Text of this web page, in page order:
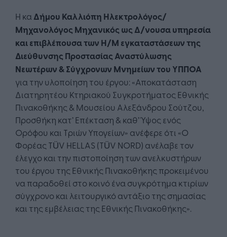
Η κα Δήμου Καλλιόπη Ηλεκτρολόγος/
Μηχανολόγος Μηχανικός ως Δ/νουσα υπηρεσία
και επιβλέπουσα των Η/Μ εγκαταστάσεων της
Διεύθυνσης Προστασίας Αναστύλωσης
Νεωτέρων & Σύγχρονων Μνημείων του ΥΠΠΟΑ
για την υλοποίηση του έργου: «Αποκατάσταση
Διατηρητέου Κτηριακού Συγκροτήματος Εθνικής
Πινακοθήκης & Μουσείου Αλεξάνδρου Σούτζου,
Προσθήκη κατ’ Επέκταση & καθ’ Ύψος ενός
Ορόφου και Τριών Υπογείων» ανέφερε ότι «Ο
Φορέας TÜV HELLAS (TÜV NORD) ανέλαβε τον
έλεγχο και την πιστοποίηση των ανελκυστήρων
του έργου της Εθνικής Πινακοθήκης προκειμένου
να παραδοθεί στο κοινό ένα συγκρότημα κτιρίων
σύγχρονο και λειτουργικό αντάξιο της σημασίας
και της εμβέλειας της Εθνικής Πινακοθήκης».